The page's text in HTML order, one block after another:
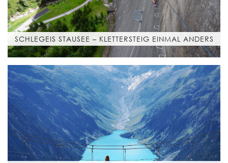
SCHLEGEIS STAUSEE – KLETTERSTEIG EINMAL ANDERS